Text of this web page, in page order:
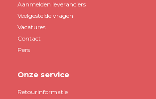
Aanmelden leveranciers
Veelgestelde vragen
Vacatures
Contact
Pers
Onze service
Retourinformatie